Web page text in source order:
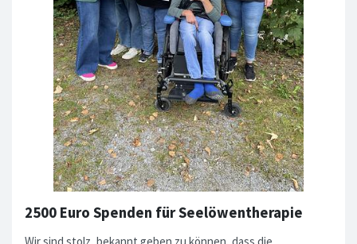
2500 Euro Spenden für Seelöwentherapie